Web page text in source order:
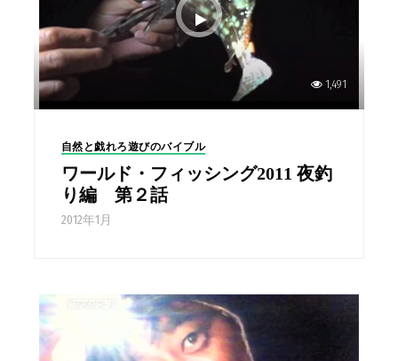
1,491
自然と戯れろ遊びのバイブル
ワールド・フィッシング2011 夜釣
り編 第２話
2012年1月